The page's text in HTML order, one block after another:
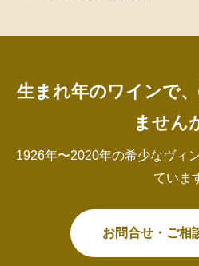
生まれ年のワインで
ません
1926年〜2020年の希少なヴィ
ていま
お問合せ・ご相